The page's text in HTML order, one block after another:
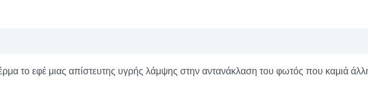
το εφέ μιας απίστευτης υγρής λάμψης στην αντανάκλαση του φωτός που καμιά